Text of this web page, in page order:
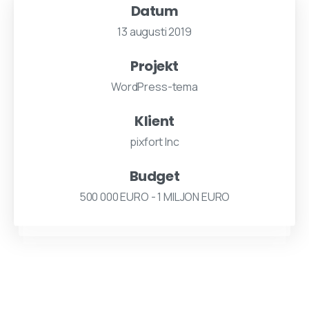
Datum
13 augusti 2019
Projekt
WordPress-tema
Klient
pixfort Inc
Budget
500 000 EURO - 1 MILJON EURO